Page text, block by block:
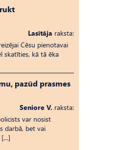
Lasītāja raksta:
Cēsu pienotavai
skatīties, kā tā ēka
pazūd prasmes
Seniore V. raksta:
var nosist
darbā, bet vai
[…]